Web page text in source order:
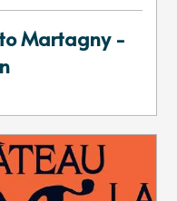
Martagny -